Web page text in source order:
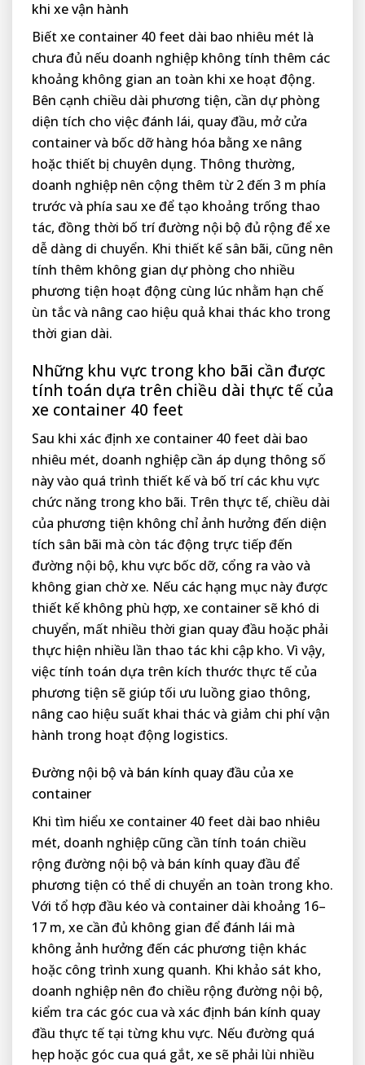
khi xe vận hành
Biết xe container 40 feet dài bao nhiêu mét là
chưa đủ nếu doanh nghiệp không tính thêm các
khoảng không gian an toàn khi xe hoạt động.
Bên cạnh chiều dài phương tiện, cần dự phòng
diện tích cho việc đánh lái, quay đầu, mở cửa
container và bốc dỡ hàng hóa bằng xe nâng
hoặc thiết bị chuyên dụng. Thông thường,
doanh nghiệp nên cộng thêm từ 2 đến 3 m phía
trước và phía sau xe để tạo khoảng trống thao
tác, đồng thời bố trí đường nội bộ đủ rộng để xe
dễ dàng di chuyển. Khi thiết kế sân bãi, cũng nên
tính thêm không gian dự phòng cho nhiều
phương tiện hoạt động cùng lúc nhằm hạn chế
ùn tắc và nâng cao hiệu quả khai thác kho trong
thời gian dài.
Những khu vực trong kho bãi cần được
tính toán dựa trên chiều dài thực tế của
xe container 40 feet
Sau khi xác định xe container 40 feet dài bao
nhiêu mét, doanh nghiệp cần áp dụng thông số
này vào quá trình thiết kế và bố trí các khu vực
chức năng trong kho bãi. Trên thực tế, chiều dài
của phương tiện không chỉ ảnh hưởng đến diện
tích sân bãi mà còn tác động trực tiếp đến
đường nội bộ, khu vực bốc dỡ, cổng ra vào và
không gian chờ xe. Nếu các hạng mục này được
thiết kế không phù hợp, xe container sẽ khó di
chuyển, mất nhiều thời gian quay đầu hoặc phải
thực hiện nhiều lần thao tác khi cập kho. Vì vậy,
việc tính toán dựa trên kích thước thực tế của
phương tiện sẽ giúp tối ưu luồng giao thông,
nâng cao hiệu suất khai thác và giảm chi phí vận
hành trong hoạt động logistics.
Đường nội bộ và bán kính quay đầu của xe
container
Khi tìm hiểu xe container 40 feet dài bao nhiêu
mét, doanh nghiệp cũng cần tính toán chiều
rộng đường nội bộ và bán kính quay đầu để
phương tiện có thể di chuyển an toàn trong kho.
Với tổ hợp đầu kéo và container dài khoảng 16–
17 m, xe cần đủ không gian để đánh lái mà
không ảnh hưởng đến các phương tiện khác
hoặc công trình xung quanh. Khi khảo sát kho,
doanh nghiệp nên đo chiều rộng đường nội bộ,
kiểm tra các góc cua và xác định bán kính quay
đầu thực tế tại từng khu vực. Nếu đường quá
hẹp hoặc góc cua quá gắt, xe sẽ phải lùi nhiều